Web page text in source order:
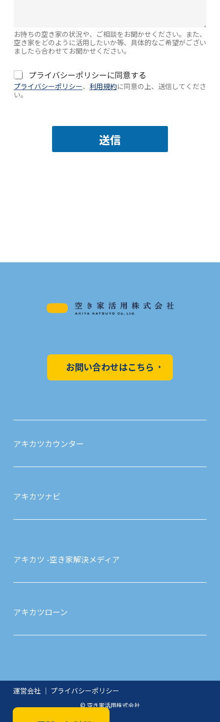
お持ちの空き家の状況や、ご相談をお聞かせください。また、
空き家をどのように活用したいか等、具体的なご希望がござい
ましたら合わせてお聞かせください。
利
用
規
プライバシーポリシーに同意する
プライバシーポリシー、 利用規約に同意の上、送信してくださ
い。
送信
お問い合わせはこちら
アキカツカウンター
アキカツナビ
アキカツ -空き家解決メディア
アキカツローン
運営会社 ｜ プライバシーポリシー
© 空き家活用株式会社